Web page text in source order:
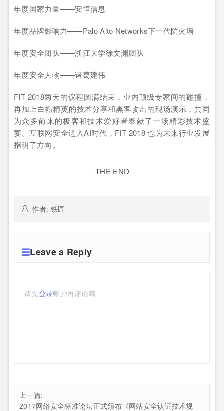
年度国家力量——安恒信息
年度品牌影响力——Palo Alto Networks下一代防火墙
年度安全团队——浙江大学徐文渊团队
年度安全人物——诸葛建伟
FIT 2018两天的议程圆满结束，业内顶级专家间的碰撞，
再加上白帽精英的技术分享和黑客攻击的现场演示，共同
为众多前来的极客和技术爱好者奉献了一场精彩技术盛
宴。互联网安全进入AI时代，FIT 2018 也为未来行业发展
指明了方向。
THE END
作者: 铁匠
Leave a Reply
请先登录账户再评论哦
上一篇:
2017网络安全标准论坛正式颁布《网站安全认证技术规